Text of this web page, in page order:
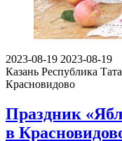
2023-08-19 2023-08-19
Казань Республика
Красновидово
Праздник
в